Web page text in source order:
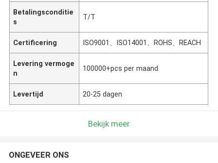
Betalingsconditie
s
T/T
Certificering ISO9001、ISO14001、ROHS、REACH
Levering vermoge
n
100000+pcs per maand
Levertijd 20-25 dagen
Bekijk meer
ONGEVEER ONS